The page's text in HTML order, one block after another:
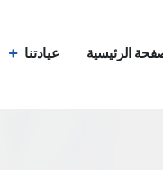
الرئيسية عيادتنا